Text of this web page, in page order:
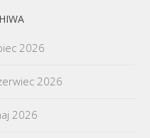
2026
2026
2026